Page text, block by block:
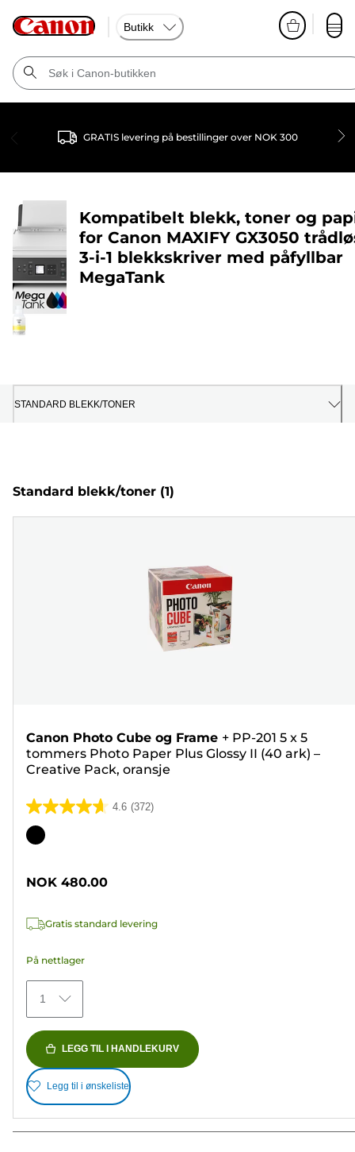
Butikk
GRATIS levering på bestillinger over NOK 300
Kompatibelt blekk, toner og
for Canon MAXIFY GX3050
3-i-1 blekkskriver med påfyllbar
MegaTank
STANDARD BLEKK/TONER
Standard blekk/toner (1)
Canon Photo Cube og Frame + PP-201 5 x 5
tommers Photo Paper Plus Glossy II (40 ark) –
Creative Pack, oransje
4.6 (372)
4.6
av
372
Fargekassett
NOK 480.00
Gratis standard levering
På nettlager
1
LEGG TIL I HANDLEKURV
Legg til i ønskeliste